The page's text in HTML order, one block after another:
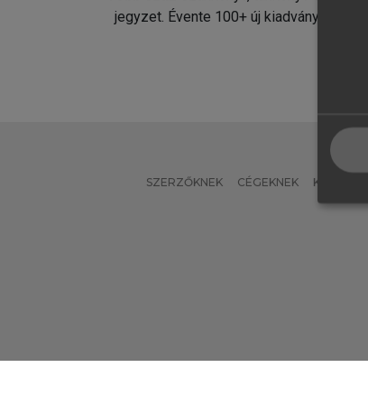
jegyzet. Évente 100+ új kiadvány.
SZERZŐKNEK CÉGEKNEK